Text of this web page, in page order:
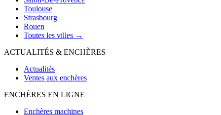
Toulouse
Strasbourg
Rouen
Toutes les villes →
ACTUALITÉS & ENCHÈRES
Actualités
Ventes aux enchères
ENCHÈRES EN LIGNE
Enchères machines